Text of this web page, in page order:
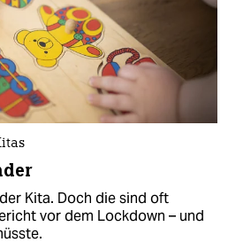
Kita. Doch die sind oft
vor dem Lockdown – und